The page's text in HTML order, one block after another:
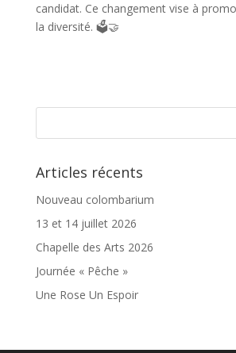
candidat. Ce changement vise à
la diversité. 🗳️🤝
Articles récents
Nouveau colombarium
13 et 14 juillet 2026
Chapelle des Arts 2026
Journée « Pêche »
Une Rose Un Espoir